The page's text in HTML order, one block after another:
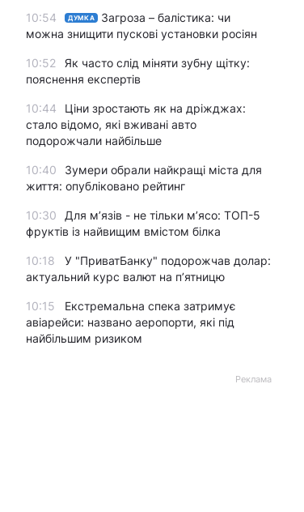
10:54 ДУМКА
Загроза – балістика: чи
можна знищити пускові установки росіян
10:52
Як часто слід міняти зубну щітку:
пояснення експертів
10:44
Ціни зростають як на дріжджах:
стало відомо, які вживані авто
подорожчали найбільше
10:40
Зумери обрали найкращі міста для
життя: опубліковано рейтинг
10:30
Для м’язів - не тільки м’ясо: ТОП-5
фруктів із найвищим вмістом білка
10:18
У "ПриватБанку" подорожчав долар:
актуальний курс валют на п’ятницю
10:15
Екстремальна спека затримує
авіарейси: названо аеропорти, які під
найбільшим ризиком
Реклама